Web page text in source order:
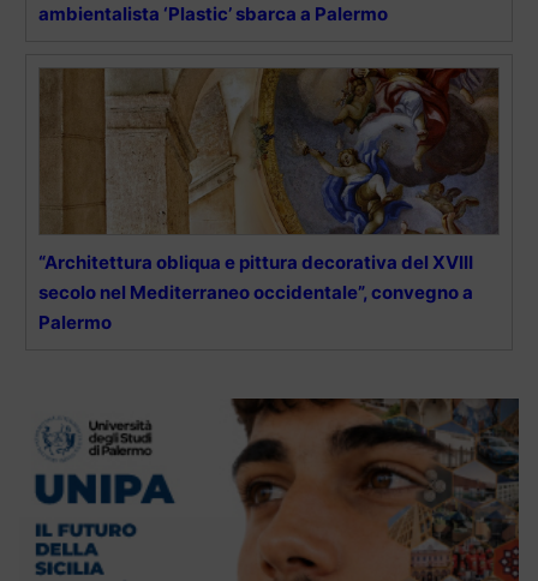
ambientalista ‘Plastic’ sbarca a Palermo
“Architettura obliqua e pittura decorativa del XVIII
secolo nel Mediterraneo occidentale”, convegno a
Palermo